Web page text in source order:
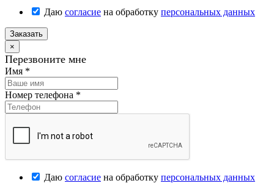
Даю согласие на обработку персональных данных
Заказать
×
Перезвоните мне
Имя *
Номер телефона *
Даю согласие на обработку персональных данных